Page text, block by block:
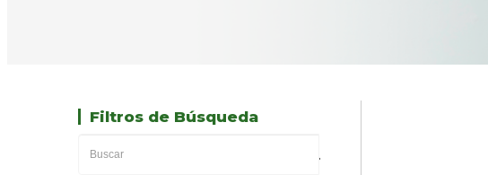
Filtros de Búsqueda